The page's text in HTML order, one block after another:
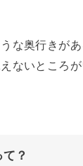
な奥行きが
ないところ
？